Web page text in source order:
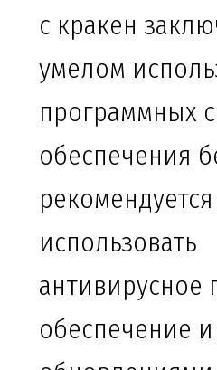
с кракен
умелом
программных
обеспечения
рекомендуется
использовать
антивирусное
обеспечение